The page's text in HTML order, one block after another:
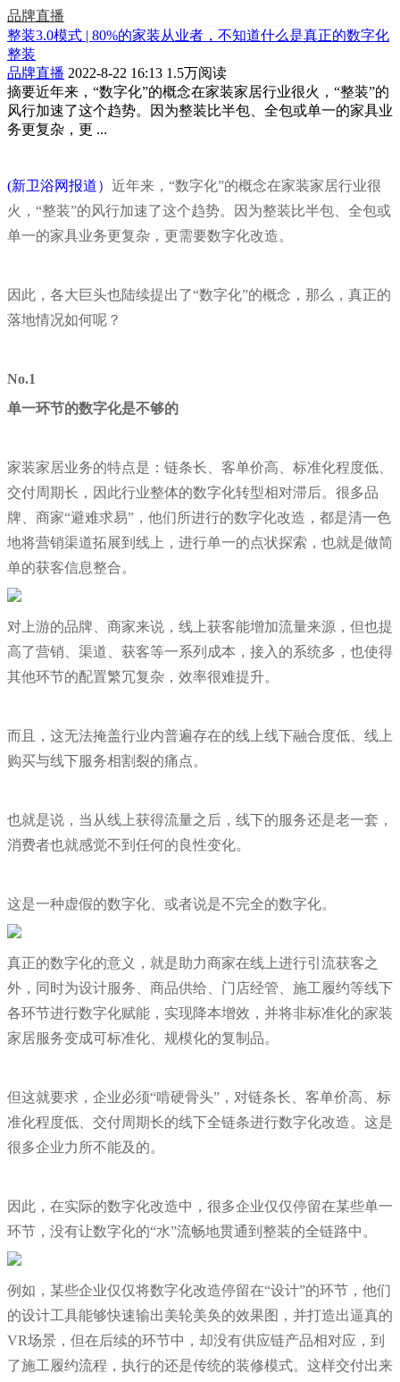
品牌直播
整装3.0模式 | 80%的家装从业者，不知道什么是真正的数字化
整装
品牌直播 2022-8-22 16:13 1.5万阅读
摘要近年来，“数字化”的概念在家装家居行业很火，“整装”的
风行加速了这个趋势。因为整装比半包、全包或单一的家具业
务更复杂，更 ...
(新卫浴网报道） 近年来，“数字化”的概念在家装家居行业很
火，“整装”的风行加速了这个趋势。因为整装比半包、全包或
单一的家具业务更复杂，更需要数字化改造。
因此，各大巨头也陆续提出了“数字化”的概念，那么，真正的
落地情况如何呢？
No.1
单一环节的数字化是不够的
家装家居业务的特点是：链条长、客单价高、标准化程度低、
交付周期长，因此行业整体的数字化转型相对滞后。很多品
牌、商家“避难求易”，他们所进行的数字化改造，都是清一色
地将营销渠道拓展到线上，进行单一的点状探索，也就是做简
单的获客信息整合。
对上游的品牌、商家来说，线上获客能增加流量来源，但也提
高了营销、渠道、获客等一系列成本，接入的系统多，也使得
其他环节的配置繁冗复杂，效率很难提升。
而且，这无法掩盖行业内普遍存在的线上线下融合度低、线上
购买与线下服务相割裂的痛点。
也就是说，当从线上获得流量之后，线下的服务还是老一套，
消费者也就感觉不到任何的良性变化。
这是一种虚假的数字化、或者说是不完全的数字化。
真正的数字化的意义，就是助力商家在线上进行引流获客之
外，同时为设计服务、商品供给、门店经管、施工履约等线下
各环节进行数字化赋能，实现降本增效，并将非标准化的家装
家居服务变成可标准化、规模化的复制品。
但这就要求，企业必须“啃硬骨头”，对链条长、客单价高、标
准化程度低、交付周期长的线下全链条进行数字化改造。这是
很多企业力所不能及的。
因此，在实际的数字化改造中，很多企业仅仅停留在某些单一
环节，没有让数字化的“水”流畅地贯通到整装的全链路中。
例如，某些企业仅仅将数字化改造停留在“设计”的环节，他们
的设计工具能够快速输出美轮美奂的效果图，并打造出逼真的
VR场景，但在后续的环节中，却没有供应链产品相对应，到
了施工履约流程，执行的还是传统的装修模式。这样交付出来